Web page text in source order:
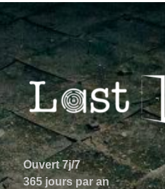
Ouvert 7j/7
365 jours par an